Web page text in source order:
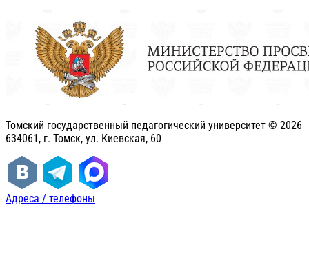
Томский государственный педагогический университет © 2026
634061, г. Томск, ул. Киевская, 60
Адреса / телефоны